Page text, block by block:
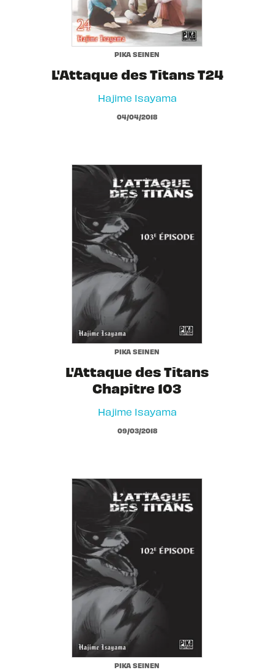
PIKA SEINEN
L'Attaque des Titans T24
Hajime Isayama
04/04/2018
PIKA SEINEN
L'Attaque des Titans
Chapitre 103
Hajime Isayama
09/03/2018
PIKA SEINEN